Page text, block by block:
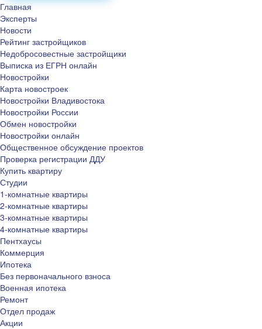
Главная
Эксперты
Новости
Рейтинг застройщиков
Недобросовестные застройщики
Выписка из ЕГРН онлайн
Новостройки
Карта новостроек
Новостройки Владивостока
Новостройки России
Обмен новостройки
Новостройки онлайн
Общественное обсуждение проектов
Проверка регистрации ДДУ
Купить квартиру
Студии
1-комнатные квартиры
2-комнатные квартиры
3-комнатные квартиры
4-комнатные квартиры
Пентхаусы
Коммерция
Ипотека
Без первоначального взноса
Военная ипотека
Ремонт
Отдел продаж
Акции